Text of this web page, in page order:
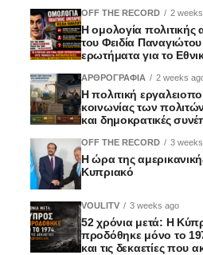
OFF THE RECORD 2
Η ομολογία πολιτικής
του Φειδία Παναγιώτου
ερωτήματα για το
ΑΡΘΡΟΓΡΑΦΙΑ 2 weeks
Η πολιτική
κοινωνίας των
και δημοκρατικές
OFF THE RECORD 3
Η ώρα της
Κυπριακό
VOULITV 3 weeks ago
52 χρόνια μετά: Η
προδόθηκε μόνο το
και τις δεκαετίες που